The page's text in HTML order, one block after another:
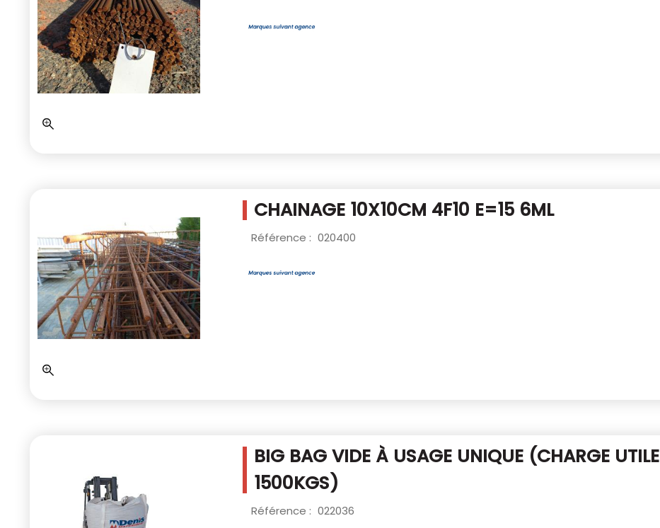
CHAINAGE 10X10CM 4F10 E=15 6ML
Référence : 020400
BIG BAG VIDE À USAGE UNIQUE (CHARGE UTILE
1500KGS)
Référence : 022036